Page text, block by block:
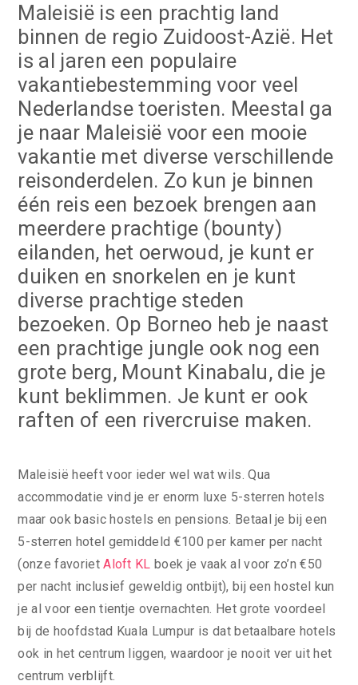
Maleisië is een prachtig land
binnen de regio Zuidoost-Azië. Het
is al jaren een populaire
vakantiebestemming voor veel
Nederlandse toeristen. Meestal ga
je naar Maleisië voor een mooie
vakantie met diverse verschillende
reisonderdelen. Zo kun je binnen
één reis een bezoek brengen aan
meerdere prachtige (bounty)
eilanden, het oerwoud, je kunt er
duiken en snorkelen en je kunt
diverse prachtige steden
bezoeken. Op Borneo heb je naast
een prachtige jungle ook nog een
grote berg, Mount Kinabalu, die je
kunt beklimmen. Je kunt er ook
raften of een rivercruise maken.
Maleisië heeft voor ieder wel wat wils. Qua
accommodatie vind je er enorm luxe 5-sterren hotels
maar ook basic hostels en pensions. Betaal je bij een
5-sterren hotel gemiddeld €100 per kamer per nacht
(onze favorietAloft KL boek je vaak al voor zo’n €50
per nacht inclusief geweldig ontbijt), bij een hostel kun
je al voor een tientje overnachten. Het grote voordeel
bij de hoofdstad Kuala Lumpur is dat betaalbare hotels
ook in het centrum liggen, waardoor je nooit ver uit het
centrum verblijft.